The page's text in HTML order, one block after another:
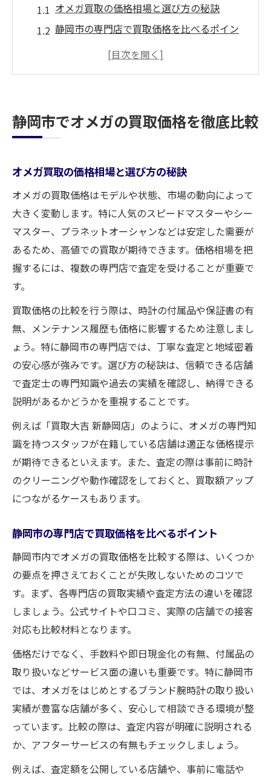
オメガ買取の価格相場と選び方の秘訣
静岡市の専門店で買取価格を比べるポイン
オメガ専門店価格の傾向を知るメリット
オメガ買取で価格重視の店舗選びの基準
静岡市で専門店を選ぶ際の注目ポイント
安定した買取価格を得るための工夫とは
価格だけでなくサービス内容も比較しよう
静岡市の腕時計専門店を賢く活用する方法
オメガの高価買取を実現するポイント
静岡市の専門店で高価買取を叶える工夫
オメガ専門店価格を引き上げる準備方法
時計店静岡市で高評価を得るためのポイン
ト
中古時計市場で高値買取される条件とは
オメガ買取で資産価値を守る店舗の選び方
静岡市でブランド時計を守る買取の工夫
専門店価格で時計価値を維持する方法
静岡市内の中古時計選びのポイント解説
オメガ買取で失敗しない静岡市のコツ
オメガ買取の失敗を防ぐ店舗選びの工夫
静岡市で安心できる買取サービスとは
買取価格交渉で注意すべきポイント
オメガ専門店価格のチェック方法
専門店で叶える理想のオメガ購入体験
オメガ買取と購入を両立する専門店活用術
静岡市の専門店で理想の購入体験を実現
オメガ専門店価格とサービスの魅力解説
安心できる静岡市の専門店選びのコツ
中古時計購入で後悔しないための工夫
静岡市でオメガの買取価格を徹底比較
オメガ買取の価格相場と選び方の秘訣
オメガの買取価格はモデルや状態、市場の動向によって
大きく変動します。特に人気のスピードマスターやシー
マスター、プラネットオーシャンなどは安定した需要が
あるため、高値での買取が期待できます。価格相場を把
握するには、複数の専門店で査定を受けることが重要で
す。
買取価格の比較を行う際は、時計の付属品や保証書の有
無、メンテナンス履歴も価格に影響するため注意しまし
ょう。特に静岡市の専門店では、丁寧な査定と地域密着
の安心感が強みです。選び方の秘訣は、信頼できる店舗
で査定士の専門知識や過去の実績を確認し、納得できる
説明があるかどうかを重視することです。
例えば「買取大吉 新静岡店」のように、オメガの専門知
識を持つスタッフが在籍している店舗は適正な価格提示
が期待できるといえます。また、査定の際は事前に時計
のクリーニングや動作確認をしておくと、買取額アップ
につながるケースもあります。
静岡市の専門店で買取価格を比べるポイント
静岡市内でオメガの買取価格を比較する際は、いくつか
の要点を押さえておくことが失敗しないためのコツで
す。まず、各専門店の買取実績や査定方法の違いを確認
しましょう。公式サイトや口コミ、実際の店舗での接客
対応も比較材料となります。
価格だけでなく、手数料や即日現金化の有無、付属品の
取り扱いなどサービス面の違いも重要です。特に静岡市
では、オメガをはじめとするブランド腕時計の取り扱い
実績が豊富な店舗が多く、安心して相談できる環境が整
っています。比較の際は、査定内容が明確に説明される
か、アフターサービスの有無もチェックしましょう。
例えば、査定額を公開している店舗や、事前に電話や